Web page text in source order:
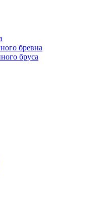
бревна
бруса